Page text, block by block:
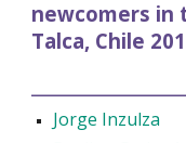
newcomers
Talca, Chile
Jorge Inzulza